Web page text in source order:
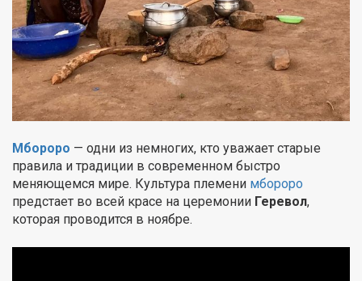
Мбороро — одни из немногих, кто уважает старые
правила и традиции в современном быстро
меняющемся мире. Культура племени мбороро
предстает во всей красе на церемонии Геревол,
которая проводится в ноябре.